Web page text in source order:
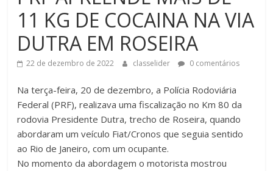
11 KG DE COCAINA NA VIA
DUTRA EM ROSEIRA
22 de dezembro de 2022 classelider 0 comentários
Na terça-feira, 20 de dezembro, a Polícia Rodoviária
Federal (PRF), realizava uma fiscalização no Km 80 da
rodovia Presidente Dutra, trecho de Roseira, quando
abordaram um veículo Fiat/Cronos que seguia sentido
ao Rio de Janeiro, com um ocupante.
No momento da abordagem o motorista mostrou